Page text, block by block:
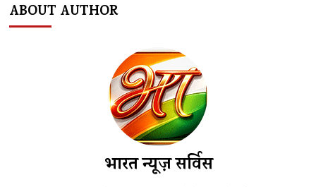
ABOUT AUTHOR
भारत न्यूज़ सर्विस